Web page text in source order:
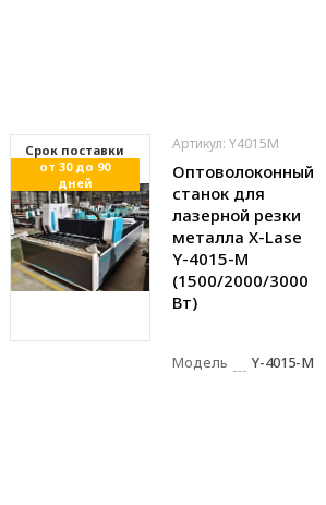
Cрок поставки
от 30 до 90
дней
Артикул: Y4015M
Оптоволоконный
станок для
лазерной резки
металла X-Lase
Y-4015-M
(1500/2000/3000
Вт)
Модель Y-4015-M